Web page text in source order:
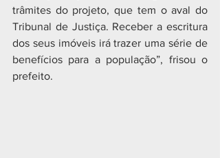
trâmites do projeto, que tem o aval do
Tribunal de Justiça. Receber a escritura
dos seus imóveis irá trazer uma série de
benefícios para a população”, frisou o
prefeito.